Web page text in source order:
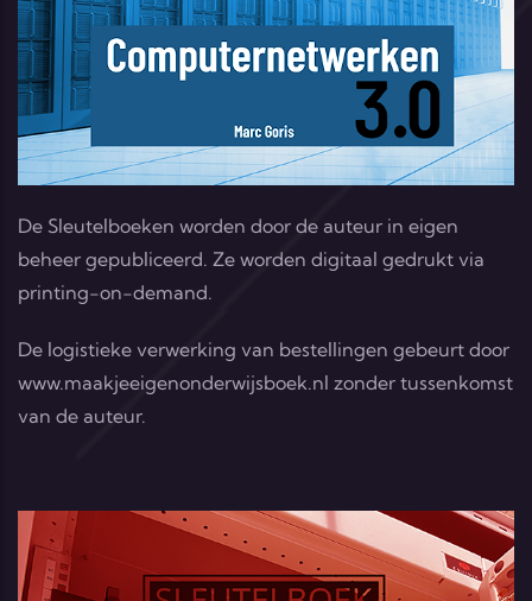
De Sleutelboeken worden door de auteur in eigen
beheer gepubliceerd. Ze worden digitaal gedrukt via
printing-on-demand.
De logistieke verwerking van bestellingen gebeurt door
www.maakjeeigenonderwijsboek.nl zonder tussenkomst
van de auteur.